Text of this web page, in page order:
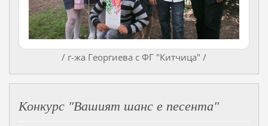
/ г-жа Георгиева с ФГ "Китчица" /
Конкурс "Вашият шанс е песента"